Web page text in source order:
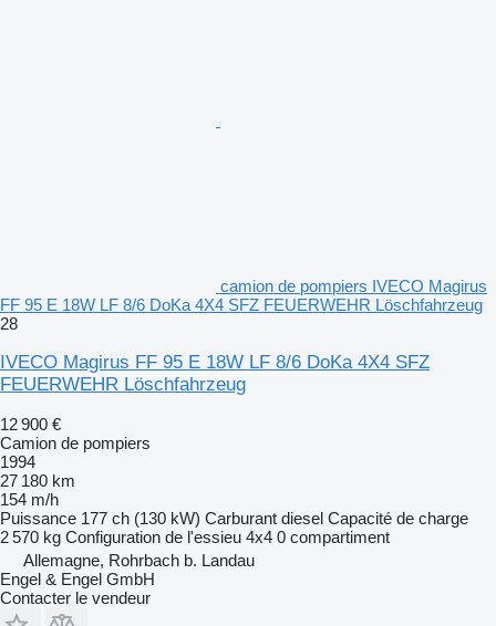
camion de pompiers IVECO Magirus
FF 95 E 18W LF 8/6 DoKa 4X4 SFZ FEUERWEHR Löschfahrzeug
28
IVECO Magirus FF 95 E 18W LF 8/6 DoKa 4X4 SFZ
FEUERWEHR Löschfahrzeug
12 900 €
Camion de pompiers
1994
27 180 km
154 m/h
Puissance 177 ch (130 kW) Carburant diesel Capacité de charge
2 570 kg Configuration de l'essieu 4x4 0 compartiment
Allemagne, Rohrbach b. Landau
Engel & Engel GmbH
Contacter le vendeur